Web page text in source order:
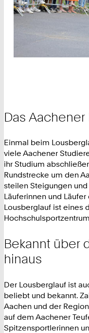
Das Aachener
Einmal beim
viele Aachener
ihr Studium
Rundstrecke um den
steilen Steigungen
Läuferinnen und
Lousberglauf ist eines
Bekannt über
hinaus
Der Lousberglauf ist
beliebt und bekannt.
Aachen und der
auf dem Aachener
Spitzensportlerinnen